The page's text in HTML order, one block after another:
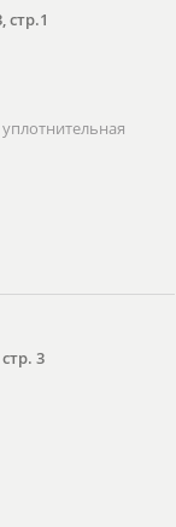
стр.1
3